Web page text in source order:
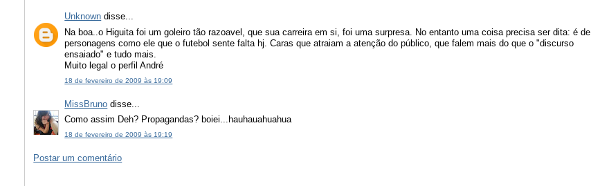
Unknown disse...
Na boa..o Higuita foi um goleiro tão razoavel, que sua carreira em si, foi uma surpresa. No entanto uma coisa precisa ser dita: é de
personagens como ele que o futebol sente falta hj. Caras que atraiam a atenção do público, que falem mais do que o "discurso
ensaiado" e tudo mais.
Muito legal o perfil André
18 de fevereiro de 2009 às 19:09
MissBruno disse...
Como assim Deh? Propagandas? boiei...hauhauahuahua
18 de fevereiro de 2009 às 19:19
Postar um comentário